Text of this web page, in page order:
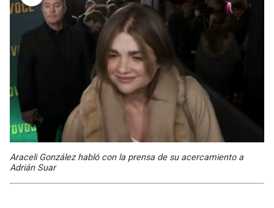
Araceli González habló con la prensa de su acercamiento a
Adrián Suar